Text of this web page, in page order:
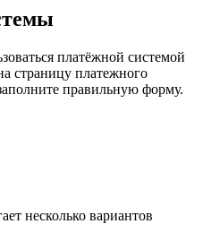
платёжной системой
страницу платежного
правильную форму.
несколько вариантов